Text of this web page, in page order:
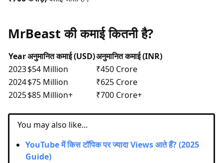
MrBeast की कमाई कितनी है?
Yearअनुमानित कमाई (USD)अनुमानित कमाई (INR)
2023$54 Million
₹450 Crore
2024$75 Million
₹625 Crore
2025$85 Million+ ₹700 Crore+
You may also like...
YouTube में किस टॉपिक पर ज्यादा Views आते हैं? (2025
Guide)